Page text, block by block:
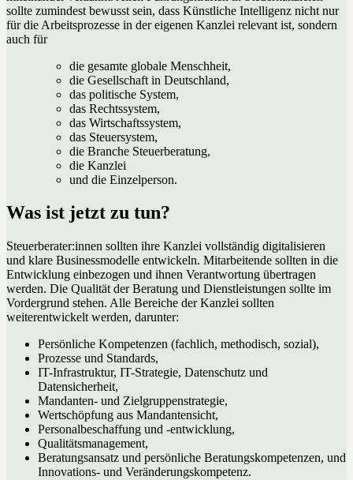
sollte zumindest bewusst sein, dass Künstliche Intelligenz nicht nur
für die Arbeitsprozesse in der eigenen Kanzlei relevant ist, sondern
auch für
die gesamte globale Menschheit,
die Gesellschaft in Deutschland,
das politische System,
das Rechtssystem,
das Wirtschaftssystem,
das Steuersystem,
die Branche Steuerberatung,
die Kanzlei
und die Einzelperson.
Was ist jetzt zu tun?
Steuerberater:innen sollten ihre Kanzlei vollständig digitalisieren
und klare Businessmodelle entwickeln. Mitarbeitende sollten in die
Entwicklung einbezogen und ihnen Verantwortung übertragen
werden. Die Qualität der Beratung und Dienstleistungen sollte im
Vordergrund stehen. Alle Bereiche der Kanzlei sollten
weiterentwickelt werden, darunter:
Persönliche Kompetenzen (fachlich, methodisch, sozial),
Prozesse und Standards,
IT-Infrastruktur, IT-Strategie, Datenschutz und
Datensicherheit,
Mandanten- und Zielgruppenstrategie,
Wertschöpfung aus Mandantensicht,
Personalbeschaffung und -entwicklung,
Qualitätsmanagement,
Beratungsansatz und persönliche Beratungskompetenzen, und
Innovations- und Veränderungskompetenz.